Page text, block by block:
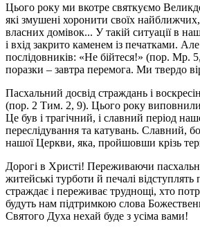
Цього року ми вкотре святкуємо
які змушені хоронити своїх
власних домівок... У такій ситуації в
і вхід закрито каменем із печатками.
послідовників: «Не бійтеся!» (пор. Мр.
поразки – завтра перемога. Ми твердо
Пасхальний досвід страждань і
(пор. 2 Тим. 2, 9). Цього року
Це був і трагічний, і славний період
переслідування та катувань. Славний,
нашої Церкви, яка, пройшовши крізь
Дорогі в Христі! Переживаючи
житейські турботи й печалі
страждає і переживає труднощі, хто
будуть нам підтримкою слова
Святого Духа нехай буде з усіма вами!